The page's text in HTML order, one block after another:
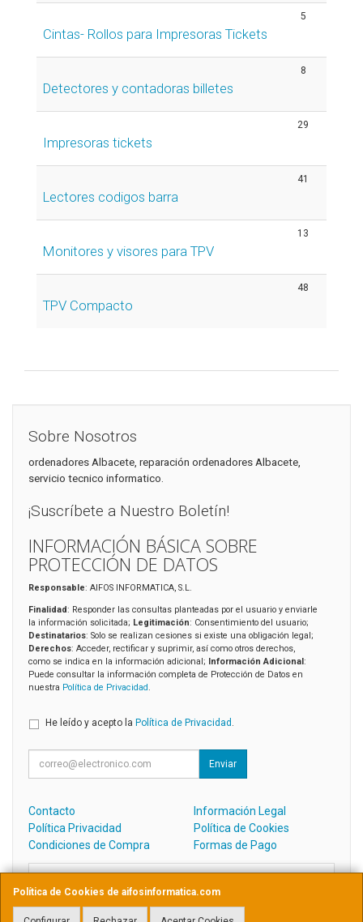
Cintas- Rollos para Impresoras Tickets
5
Detectores y contadoras billetes
8
Impresoras tickets
29
Lectores codigos barra
41
Monitores y visores para TPV
13
TPV Compacto
48
Política de Cookies de aifosinformatica.com
Sobre Nosotros
ordenadores Albacete, reparación ordenadores Albacete,
servicio tecnico informatico.
¡Suscríbete a Nuestro Boletín!
INFORMACIÓN BÁSICA SOBRE
PROTECCIÓN DE DATOS
Responsable: AIFOS INFORMATICA, S.L.
Finalidad: Responder las consultas planteadas por el usuario y enviarle
la información solicitada; Legitimación: Consentimiento del usuario;
Destinatarios: Solo se realizan cesiones si existe una obligación legal;
Derechos: Acceder, rectificar y suprimir, así como otros derechos,
como se indica en la información adicional; Información Adicional:
Puede consultar la información completa de Protección de Datos en
nuestra Política de Privacidad
He leído y acepto la Política de Privacidad .
Enviar
Contacto
Información Legal
Política Privacidad
Política de Cookies
Condiciones de Compra
Formas de Pago
Contacto
admin@aifosinformatica.com